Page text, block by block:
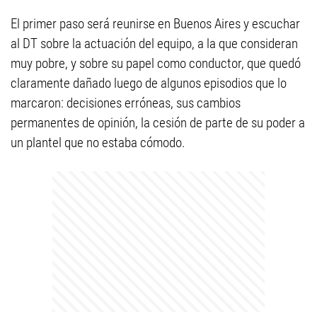
El primer paso será reunirse en Buenos Aires y escuchar
al DT sobre la actuación del equipo, a la que consideran
muy pobre, y sobre su papel como conductor, que quedó
claramente dañado luego de algunos episodios que lo
marcaron: decisiones erróneas, sus cambios
permanentes de opinión, la cesión de parte de su poder a
un plantel que no estaba cómodo.